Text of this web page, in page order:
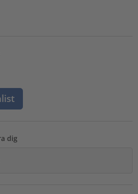
dig